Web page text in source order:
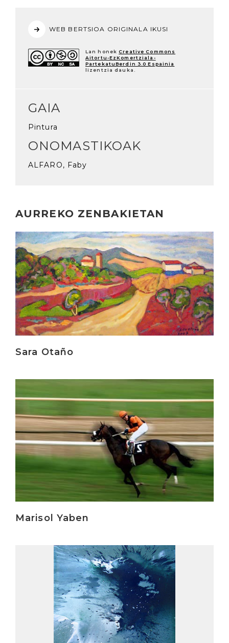
WEB BERTSIOA ORIGINALA IKUSI
Lan honek Creative Commons
Aitortu-EzKomertziala-
PartekatuBerdin 3.0 Espainia
lizentzia dauka.
GAIA
Pintura
ONOMASTIKOAK
ALFARO, Faby
AURREKO ZENBAKIETAN
Sara Otaño
Irakurri
Marisol Yaben